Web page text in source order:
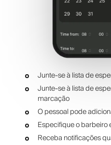
Junte-se à lista de
Junte-se à lista de
marcação
O pessoal pode
Especifique o barbeiro
Receba notificações